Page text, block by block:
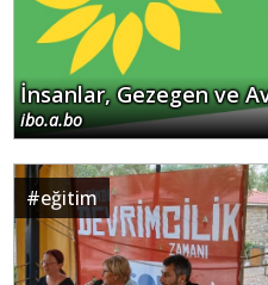
İnsanlar, Gezegen ve
ibo.a.bo
#eğitim